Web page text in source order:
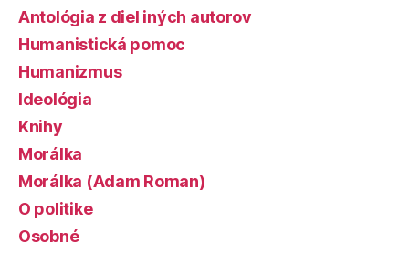
Antológia z diel iných autorov
Humanistická pomoc
Humanizmus
Ideológia
Knihy
Morálka
Morálka (Adam Roman)
O politike
Osobné